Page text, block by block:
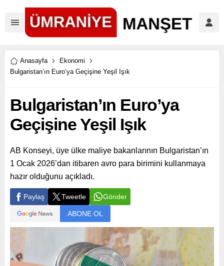
Anasayfa
Ekonomi
Bulgaristan’ın Euro’ya Geçişine Yeşil Işık
Bulgaristan’ın Euro’ya
Geçişine Yeşil Işık
AB Konseyi, üye ülke maliye bakanlarının Bulgaristan’ın
1 Ocak 2026’dan itibaren avro para birimini kullanmaya
hazır olduğunu açıkladı.
Paylaş Tweetle Gönder
ABONE OL